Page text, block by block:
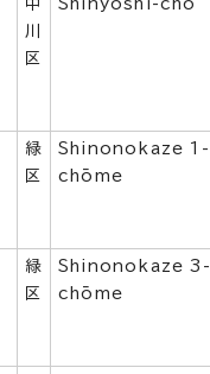
中
川
区
Shinyoshi-chō
緑
区
Shinonokaze 1-
chōme
緑
区
Shinonokaze 3-
chōme